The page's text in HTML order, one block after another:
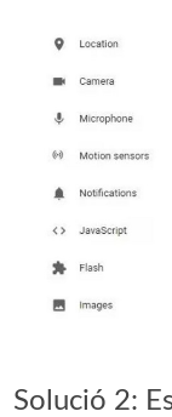
Solució 2: